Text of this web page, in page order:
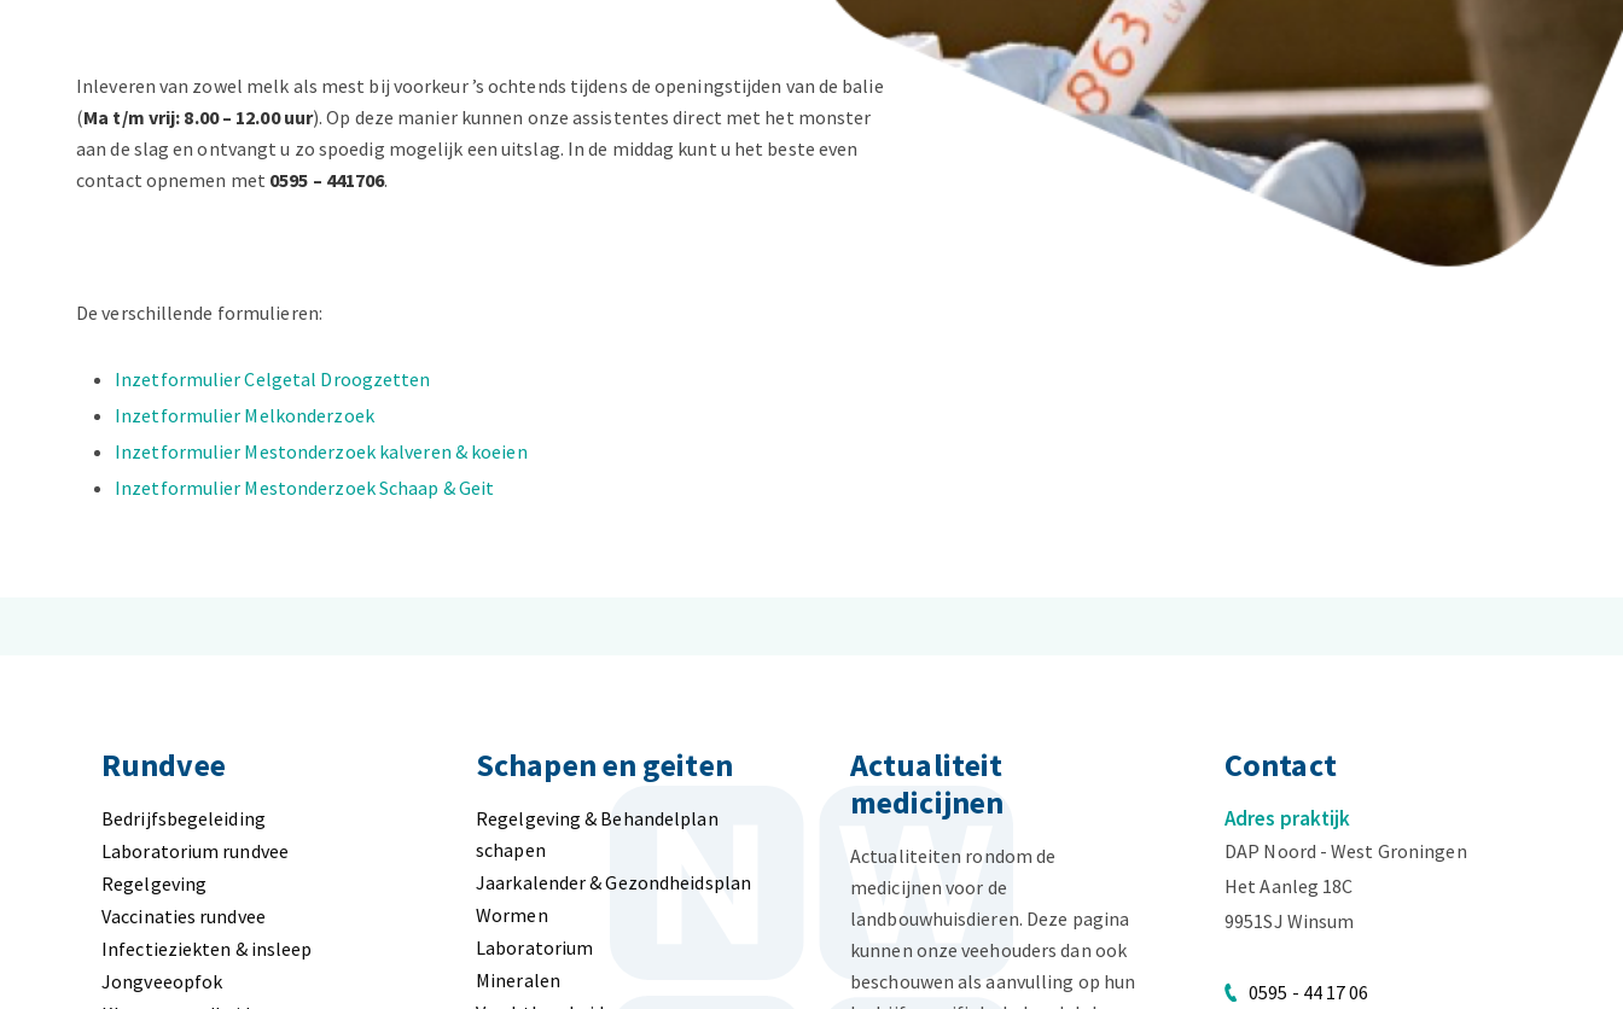
Inleveren van zowel melk als mest bij voorkeur ’s ochtends tijdens de openingstijden van de balie
(Ma t/m vrij: 8.00 – 12.00 uur). Op deze manier kunnen onze assistentes direct met het monster
aan de slag en ontvangt u zo spoedig mogelijk een uitslag. In de middag kunt u het beste even
contact opnemen met 0595 – 441706.
De verschillende formulieren:
Inzetformulier Celgetal Droogzetten
Inzetformulier Melkonderzoek
Inzetformulier Mestonderzoek kalveren & koeien
Inzetformulier Mestonderzoek Schaap & Geit
Rundvee
Bedrijfsbegeleiding
Laboratorium rundvee
Regelgeving
Vaccinaties rundvee
Infectieziekten & insleep
Jongveeopfok
Schapen en geiten
Regelgeving & Behandelplan
schapen
Jaarkalender & Gezondheidsplan
Wormen
Laboratorium
Mineralen
Actualiteit
medicijnen
Actualiteiten rondom de
medicijnen voor de
landbouwhuisdieren. Deze pagina
kunnen onze veehouders dan ook
beschouwen als aanvulling op hun
Contact
Adres praktijk
DAP Noord - West Groningen
Het Aanleg 18C
9951SJ Winsum
0595 - 44 17 06